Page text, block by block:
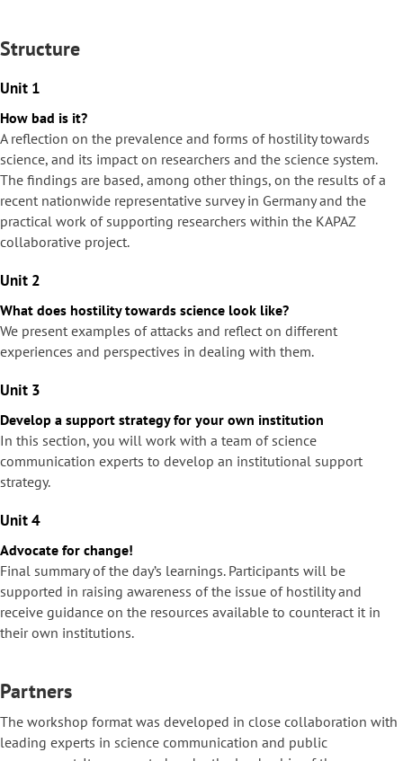
Structure
Unit 1
How bad is it?
A reflection on the prevalence and forms of hostility towards
science, and its impact on researchers and the science system.
The findings are based, among other things, on the results of a
recent nationwide representative survey in Germany and the
practical work of supporting researchers within the KAPAZ
collaborative project.
Unit 2
What does hostility towards science look like?
We present examples of attacks and reflect on different
experiences and perspectives in dealing with them.
Unit 3
Develop a support strategy for your own institution
In this section, you will work with a team of science
communication experts to develop an institutional support
strategy.
Unit 4
Advocate for change!
Final summary of the day’s learnings. Participants will be
supported in raising awareness of the issue of hostility and
receive guidance on the resources available to counteract it in
their own institutions.
Partners
The workshop format was developed in close collaboration with
leading experts in science communication and public